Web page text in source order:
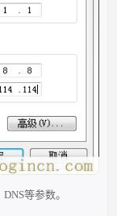
等参数。